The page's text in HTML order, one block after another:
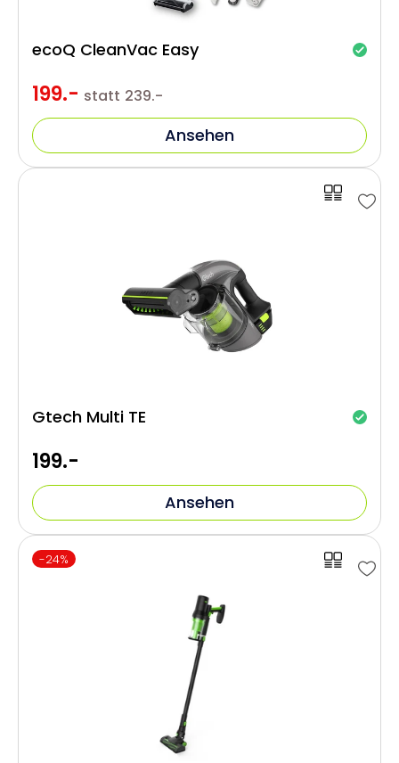
199.- statt 239.-
ecoQ CleanVac Easy
Ansehen
199.-
Gtech Multi TE
Ansehen
-24%